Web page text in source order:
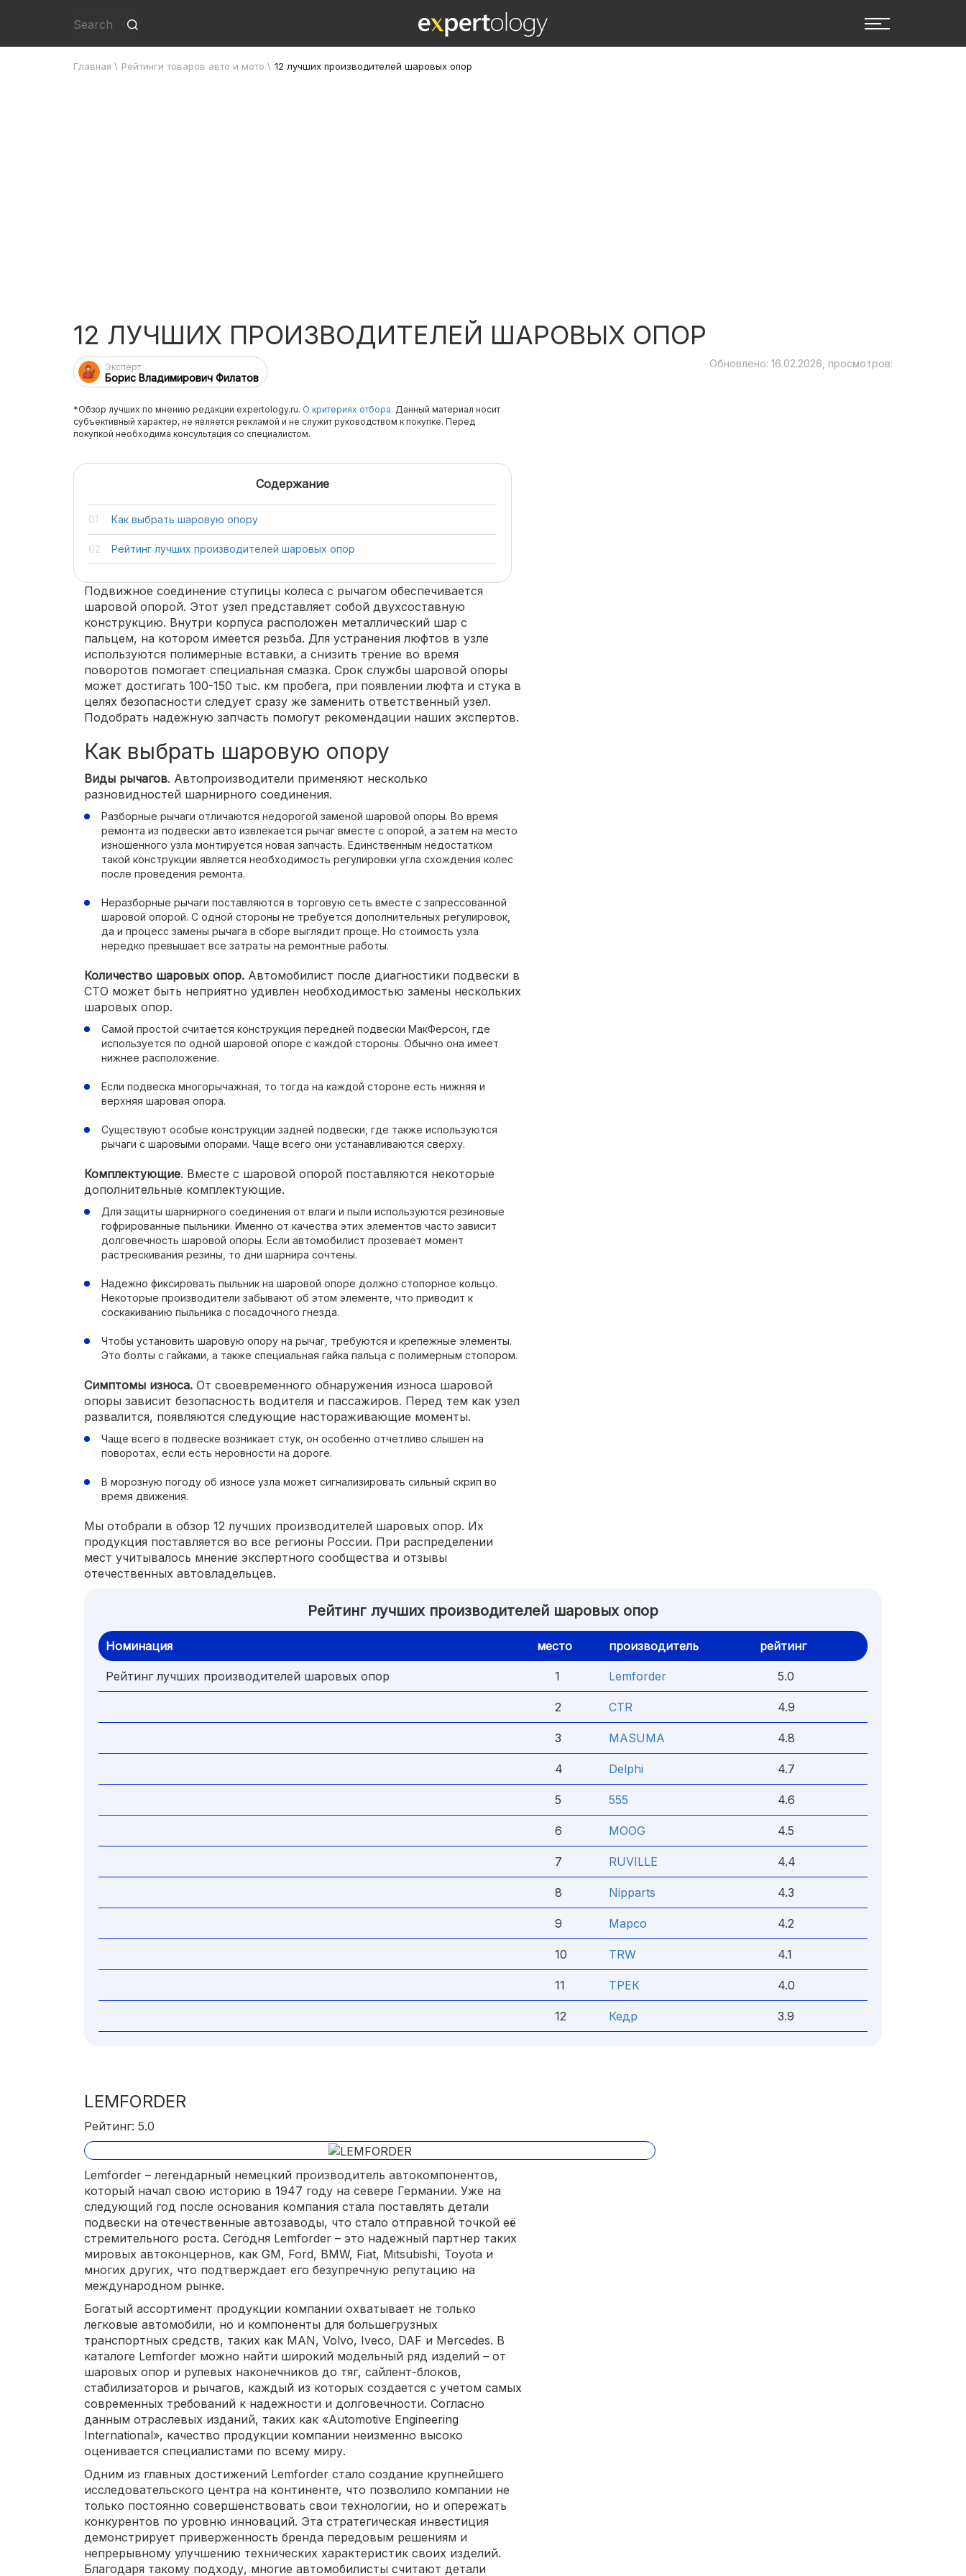
Главная \ Рейтинги товаров авто и мото \ 12 лучших производителей шаровых опор
12 ЛУЧШИХ ПРОИЗВОДИТЕЛЕЙ ШАРОВЫХ ОПОР
Эксперт
Борис Владимирович Филатов
Обновлено: 16.02.2026, просмотров:
*Обзор лучших по мнению редакции expertology.ru. О критериях отбора. Данный материал носит
субъективный характер, не является рекламой и не служит руководством к покупке. Перед
покупкой необходима консультация со специалистом.
Содержание
Как выбрать шаровую опору
Рейтинг лучших производителей шаровых опор
Подвижное соединение ступицы колеса с рычагом обеспечивается
шаровой опорой. Этот узел представляет собой двухсоставную
конструкцию. Внутри корпуса расположен металлический шар с
пальцем, на котором имеется резьба. Для устранения люфтов в узле
используются полимерные вставки, а снизить трение во время
поворотов помогает специальная смазка. Срок службы шаровой опоры
может достигать 100-150 тыс. км пробега, при появлении люфта и стука в
целях безопасности следует сразу же заменить ответственный узел.
Подобрать надежную запчасть помогут рекомендации наших экспертов.
Как выбрать шаровую опору
Виды рычагов. Автопроизводители применяют несколько
разновидностей шарнирного соединения.
Разборные рычаги отличаются недорогой заменой шаровой опоры. Во время
ремонта из подвески авто извлекается рычаг вместе с опорой, а затем на место
изношенного узла монтируется новая запчасть. Единственным недостатком
такой конструкции является необходимость регулировки угла схождения колес
после проведения ремонта.
Неразборные рычаги поставляются в торговую сеть вместе с запрессованной
шаровой опорой. С одной стороны не требуется дополнительных регулировок,
да и процесс замены рычага в сборе выглядит проще. Но стоимость узла
нередко превышает все затраты на ремонтные работы.
Количество шаровых опор. Автомобилист после диагностики подвески в
СТО может быть неприятно удивлен необходимостью замены нескольких
шаровых опор.
Самой простой считается конструкция передней подвески МакФерсон, где
используется по одной шаровой опоре с каждой стороны. Обычно она имеет
нижнее расположение.
Если подвеска многорычажная, то тогда на каждой стороне есть нижняя и
верхняя шаровая опора.
Существуют особые конструкции задней подвески, где также используются
рычаги с шаровыми опорами. Чаще всего они устанавливаются сверху.
Комплектующие. Вместе с шаровой опорой поставляются некоторые
дополнительные комплектующие.
Для защиты шарнирного соединения от влаги и пыли используются резиновые
гофрированные пыльники. Именно от качества этих элементов часто зависит
долговечность шаровой опоры. Если автомобилист прозевает момент
растрескивания резины, то дни шарнира сочтены.
Надежно фиксировать пыльник на шаровой опоре должно стопорное кольцо.
Некоторые производители забывают об этом элементе, что приводит к
соскакиванию пыльника с посадочного гнезда.
Чтобы установить шаровую опору на рычаг, требуются и крепежные элементы.
Это болты с гайками, а также специальная гайка пальца с полимерным стопором.
Симптомы износа. От своевременного обнаружения износа шаровой
опоры зависит безопасность водителя и пассажиров. Перед тем как узел
развалится, появляются следующие настораживающие моменты.
Чаще всего в подвеске возникает стук, он особенно отчетливо слышен на
поворотах, если есть неровности на дороге.
В морозную погоду об износе узла может сигнализировать сильный скрип во
время движения.
Мы отобрали в обзор 12 лучших производителей шаровых опор. Их
продукция поставляется во все регионы России. При распределении
мест учитывалось мнение экспертного сообщества и отзывы
отечественных автовладельцев.
Рейтинг лучших производителей шаровых опор
Номинация место производитель рейтинг
Рейтинг лучших производителей шаровых опор 1 Lemforder 5.0
2 CTR 4.9
3 MASUMA 4.8
4 Delphi 4.7
5 555 4.6
6 MOOG 4.5
7 RUVILLE 4.4
8 Nipparts 4.3
9 Mapco 4.2
10 TRW 4.1
11 ТРЕК 4.0
12 Кедр 3.9
LEMFORDER
Рейтинг: 5.0
Lemforder – легендарный немецкий производитель автокомпонентов,
который начал свою историю в 1947 году на севере Германии. Уже на
следующий год после основания компания стала поставлять детали
подвески на отечественные автозаводы, что стало отправной точкой её
стремительного роста. Сегодня Lemforder – это надежный партнер таких
мировых автоконцернов, как GM, Ford, BMW, Fiat, Mitsubishi, Toyota и
многих других, что подтверждает его безупречную репутацию на
международном рынке.
Богатый ассортимент продукции компании охватывает не только
легковые автомобили, но и компоненты для большегрузных
транспортных средств, таких как MAN, Volvo, Iveco, DAF и Mercedes. В
каталоге Lemforder можно найти широкий модельный ряд изделий – от
шаровых опор и рулевых наконечников до тяг, сайлент-блоков,
стабилизаторов и рычагов, каждый из которых создается с учетом самых
современных требований к надежности и долговечности. Согласно
данным отраслевых изданий, таких как «Automotive Engineering
International», качество продукции компании неизменно высоко
оценивается специалистами по всему миру.
Одним из главных достижений Lemforder стало создание крупнейшего
исследовательского центра на континенте, что позволило компании не
только постоянно совершенствовать свои технологии, но и опережать
конкурентов по уровню инноваций. Эта стратегическая инвестиция
демонстрирует приверженность бренда передовым решениям и
непрерывному улучшению технических характеристик своих изделий.
Благодаря такому подходу, многие автомобилисты считают детали